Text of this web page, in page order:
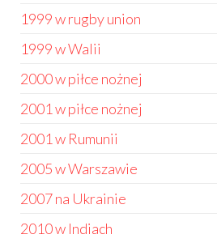
1999 w rugby union
1999 w Walii
2000 w piłce nożnej
2001 w piłce nożnej
2001 w Rumunii
2005 w Warszawie
2007 na Ukrainie
2010 w Indiach